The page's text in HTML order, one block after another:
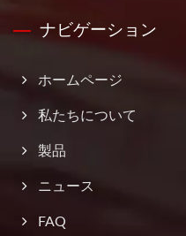
ナビゲーション
ホームページ
私たちについて
製品
ニュース
FAQ